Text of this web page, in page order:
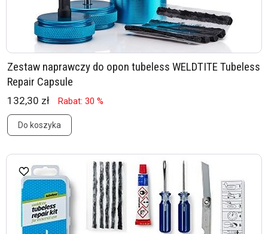
Zestaw naprawczy do opon tubeless WELDTITE Tubeless
Repair Capsule
132,30 zł Rabat: 30 %
Do koszyka